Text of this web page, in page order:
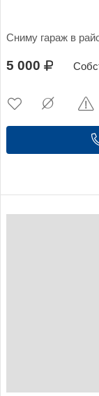
Сниму гараж в
5 000